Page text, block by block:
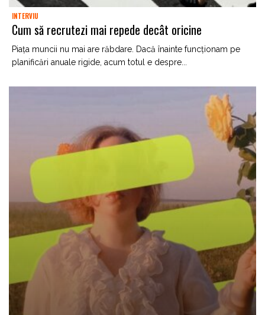
INTERVIU
Cum să recrutezi mai repede decât oricine
Piața muncii nu mai are răbdare. Dacă înainte funcționam pe
planificări anuale rigide, acum totul e despre...